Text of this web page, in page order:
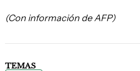
(Con información de AFP)
TEMAS